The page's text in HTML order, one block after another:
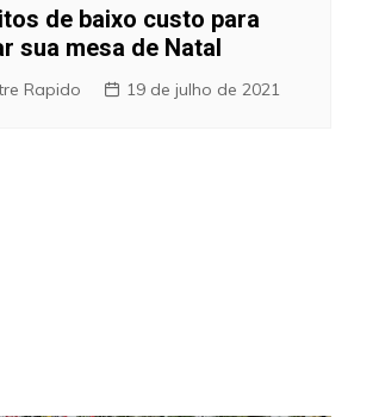
de baixo custo para
sua mesa de Natal
Rapido 19 de julho de 2021